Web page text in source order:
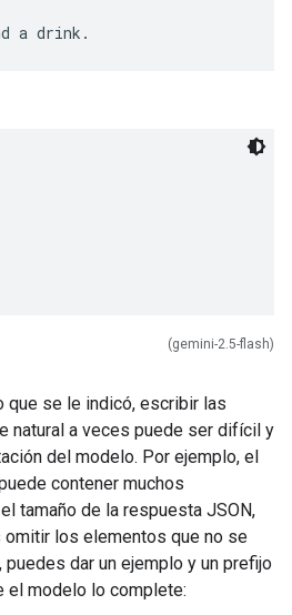
(gemini-2.5-flash)
que se le indicó, escribir las
natural a veces puede ser difícil y
del modelo. Por ejemplo, el
contener muchos
tamaño de la respuesta JSON,
los elementos que no se
puedes dar un ejemplo y un prefijo
el modelo lo complete: